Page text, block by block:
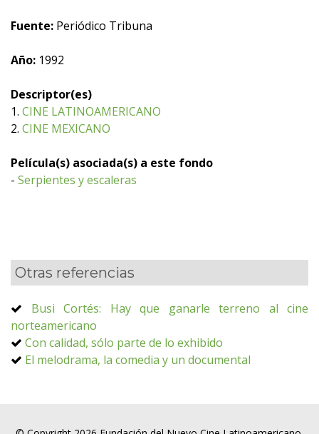
Fuente: Periódico Tribuna
Año: 1992
Descriptor(es)
1. CINE LATINOAMERICANO
2. CINE MEXICANO
Película(s) asociada(s) a este fondo
- Serpientes y escaleras
Otras referencias
Busi Cortés: Hay que ganarle terreno al cine
norteamericano
Con calidad, sólo parte de lo exhibido
El melodrama, la comedia y un documental